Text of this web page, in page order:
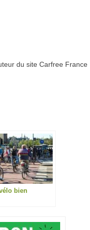
du site Carfree France
bien